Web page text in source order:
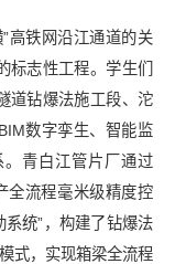
高铁网沿江通道的关
标志性工程。学生们
道钻爆法施工段、沱
数字孪生、智能监
青白江管片厂通过
全流程毫米级精度控
统”，构建了钻爆法
式，实现箱梁全流程